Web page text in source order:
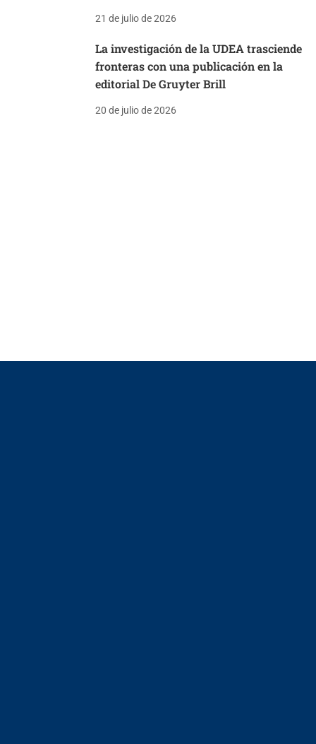
21 de julio de 2026
La investigación de la UDEA trasciende
fronteras con una publicación en la
editorial De Gruyter Brill
20 de julio de 2026